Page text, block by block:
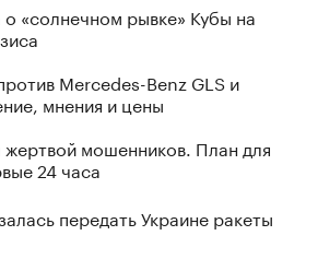
о «солнечном рывке» Кубы на
Mercedes-Benz GLS и
мнения и цены
мошенников. План для
24 часа
передать Украине ракеты